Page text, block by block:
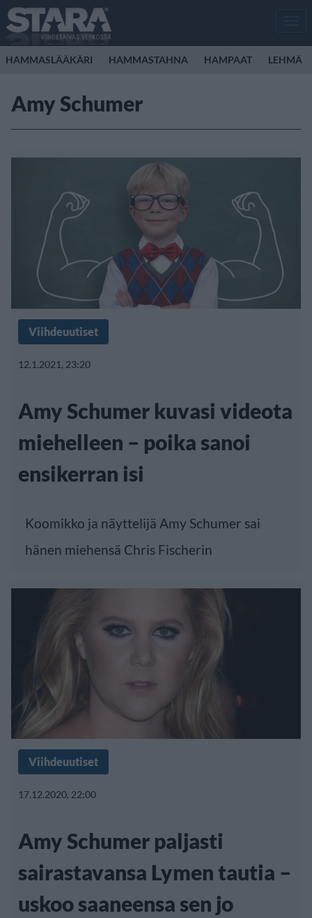
HAMMASLÄÄKÄRI HAMMASTAHNA HAMPAAT LEHMÄ
Amy Schumer
Viihdeuutiset
12.1.2021, 23:20
Amy Schumer kuvasi videota
miehelleen – poika sanoi
ensikerran isi
Koomikko ja näyttelijä Amy Schumer sai
hänen miehensä Chris Fischerin
Viihdeuutiset
17.12.2020, 22:00
Amy Schumer paljasti
sairastavansa Lymen tautia –
uskoo saaneensa sen jo